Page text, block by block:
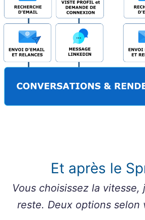
Et après le
Vous choisissez la vitesse,
reste. Deux options selon